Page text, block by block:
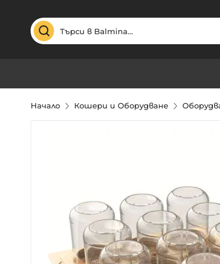
Търсене
Начало Кошери и Оборудване